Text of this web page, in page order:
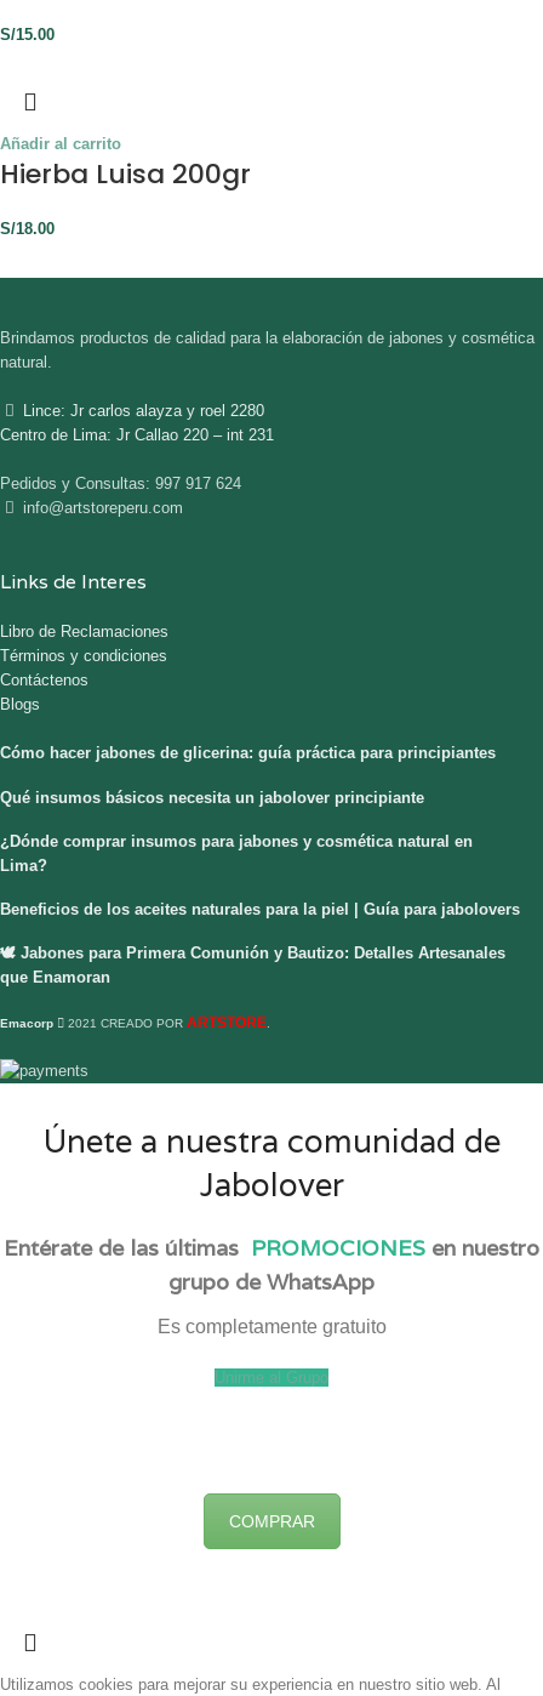
S/15.00
Añadir al carrito
Hierba Luisa 200gr
S/18.00
Brindamos productos de calidad para la elaboración de jabones y cosmética
natural.
Lince: Jr carlos alayza y roel 2280
Centro de Lima: Jr Callao 220 – int 231
Pedidos y Consultas: 997 917 624
info@artstoreperu.com
Links de Interes
Libro de Reclamaciones
Términos y condiciones
Contáctenos
Blogs
Cómo hacer jabones de glicerina: guía práctica para principiantes
Qué insumos básicos necesita un jabolover principiante
¿Dónde comprar insumos para jabones y cosmética natural en
Lima?
Beneficios de los aceites naturales para la piel | Guía para jabolovers
🕊️ Jabones para Primera Comunión y Bautizo: Detalles Artesanales
que Enamoran
Emacorp 2021 CREADO POR ARTSTORE
Únete a nuestra comunidad de
Jabolover
Entérate de las últimas PROMOCIONES en nuestro
grupo de WhatsApp
Es completamente gratuito
Unirme al Grupo
COMPRAR
Utilizamos cookies para mejorar su experiencia en nuestro sitio web. Al